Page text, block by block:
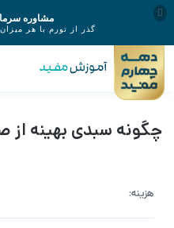
چگونه سبدی بهینه
هزینه: